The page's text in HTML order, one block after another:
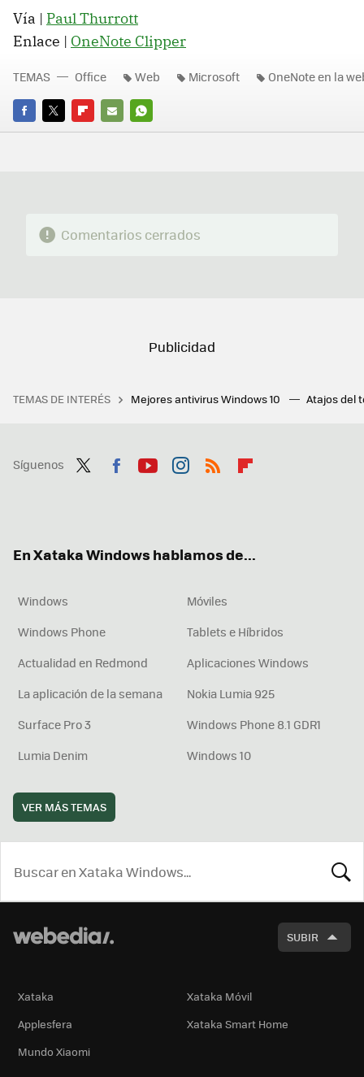
Vía | Paul Thurrott
Enlace | OneNote Clipper
FACEBOOK
TWITTERFLIPBOARD
E-
WHATSAPP
TEMAS Office Web Microsoft OneNote en la
Comentarios cerrados
TEMAS DE INTERÉS Mejores antivirus Windows 10 Atajos del
Síguenos
En Xataka Windows hablamos de...
Windows
Móviles
Windows Phone
Tablets e Híbridos
Actualidad en Redmond
Aplicaciones Windows
La aplicación de la semana
Nokia Lumia 925
Surface Pro 3
Windows Phone 8.1 GDR1
Lumia Denim
Windows 10
VER MÁS TEMAS
SUBIR
Xataka
Xataka Móvil
Applesfera
Xataka Smart Home
Mundo Xiaomi